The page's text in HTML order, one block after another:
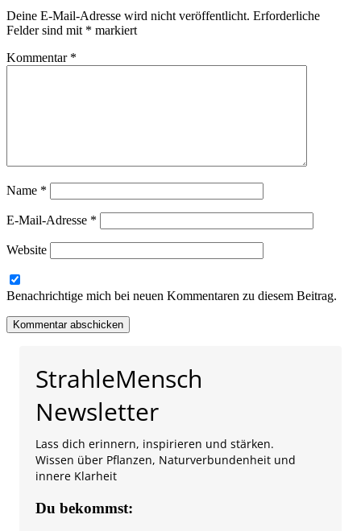
Deine E-Mail-Adresse wird nicht veröffentlicht. Erforderliche
Felder sind mit * markiert
Kommentar *
Name *
E-Mail-Adresse *
Website
Benachrichtige mich bei neuen Kommentaren zu diesem Beitrag.
StrahleMensch
Newsletter
Lass dich erinnern, inspirieren und stärken.
Wissen über Pflanzen, Naturverbundenheit und
innere Klarheit
Du bekommst: